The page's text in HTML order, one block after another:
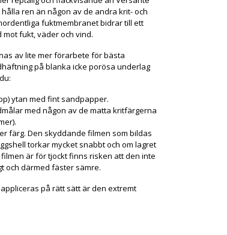
ren än någon av de andra krit- och
fuktmembranet bidrar till ett
fukt, väder och vind.
av lite mer förarbete för bästa
på blanka icke porösa underlag
ytan med fint sandpapper.
med någon av de matta kritfärgerna
färg. Den skyddande filmen som bildas
torkar mycket snabbt och om lagret
är för tjockt finns risken att den inte
och därmed fäster sämre.
på rätt sätt är den extremt